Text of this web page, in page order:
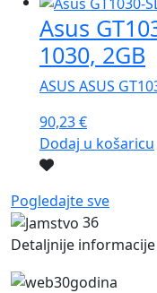
Asus
1030, 2GB
ASUS ASUS
90,23€
Dodaj u košaricu
Pogledajte sve
36
Detaljnije